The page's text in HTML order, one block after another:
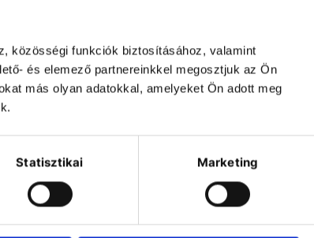
közösségi funkciók biztosításához, valamint
és elemező partnereinkkel megosztjuk az Ön
más olyan adatokkal, amelyeket Ön adott meg
Statisztikai Marketing
Filter ID window to easily identify the type of
coated, panel-mounted single electrical outlet
antimicrobial coated structure eliminates
on external surfaces within 24 hours.
cabinet service and filter replacement can be
allowing the cabinet to be placed against walls in
module behind the hinged front panel for
and certification.
Kit™ service fixture for air/water/vacuum/gas
Kit™ Polypropylene drip-cup sink and epoxy
neck faucet.
collar for added operator safety.
sensor to monitor the chemical concentration